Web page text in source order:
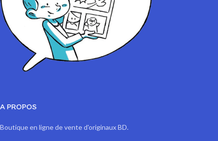
A PROPOS
Boutique en ligne de vente d'originaux BD.